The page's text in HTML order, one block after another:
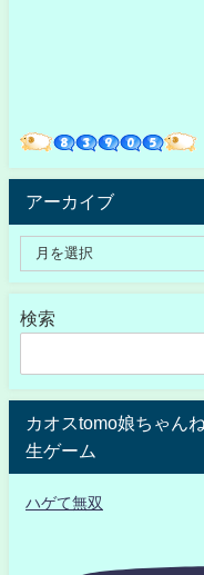
アーカイブ
検索
カオスtomo娘ちゃん
生ゲーム
ハゲて無双